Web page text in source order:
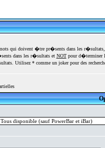
qui doivent �tre pr�sents dans les
dans les r�sultats et NOTpour d�terminer
Utilisez * comme un joker pour des